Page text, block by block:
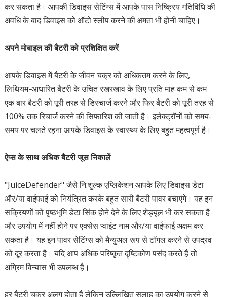
कर सकता है। आपकी डिवाइस सेटिंग्स में आपके पास निष्क्रिय गतिविधि की
अवधि के बाद डिवाइस को ऑटो स्लीप करने की क्षमता भी होनी चाहिए।
अपने मोबाइल की बैटरी को प्रशिक्षित करें
आपके डिवाइस में बैटरी के जीवन चक्र को अधिकतम करने के लिए,
लिथियम-आधारित बैटरी के उचित रखरखाव के लिए प्रति माह कम से कम
एक बार बैटरी को पूरी तरह से डिस्चार्ज करने और फिर बैटरी को पूरी तरह से
100% तक रिचार्ज करने की सिफारिश की जाती है। इलेक्ट्रॉनों को समय-
समय पर चलते रहना आपके डिवाइस के स्वास्थ्य के लिए बहुत महत्वपूर्ण है।
ऐप्स के साथ अधिक बैटरी जूस निकालें
"JuiceDefender" जैसे नि:शुल्क एप्लिकेशन आपके लिए डिवाइस डेटा
और/या वाईफाई को नियंत्रित करके बहुत सारी बैटरी पावर बचाएंगे। यह इन
सक्रियणों को पृष्ठभूमि डेटा सिंक होने देने के लिए शेड्यूल भी कर सकता है
और उपयोग में नहीं होने पर एक्सेस प्वाइंट नाम और/या वाईफाई अक्षम कर
सकता है। यह इन पावर सेटिंग्स को मैन्युअल रूप से टॉगल करने से उपद्रव
को दूर करता है। यदि आप अधिक परिष्कृत दृष्टिकोण पसंद करते हैं तो
अग्रिम विन्यास भी उपलब्ध है।
हर बैटरी चक्र अलग होता है लेकिन उल्लिखित सलाह का उपयोग करने से